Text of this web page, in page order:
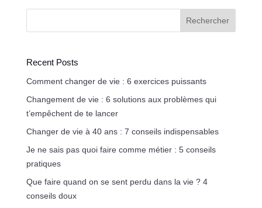
Rechercher
Recent Posts
Comment changer de vie : 6 exercices puissants
Changement de vie : 6 solutions aux problèmes qui
t’empêchent de te lancer
Changer de vie à 40 ans : 7 conseils indispensables
Je ne sais pas quoi faire comme métier : 5 conseils
pratiques
Que faire quand on se sent perdu dans la vie ? 4
conseils doux